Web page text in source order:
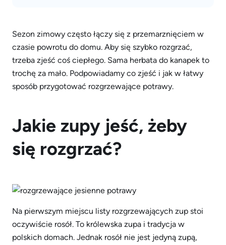
Sezon zimowy często łączy się z przemarznięciem w
czasie powrotu do domu. Aby się szybko rozgrzać,
trzeba zjeść coś ciepłego. Sama herbata do kanapek to
trochę za mało. Podpowiadamy co zjeść i jak w łatwy
sposób przygotować rozgrzewające potrawy.
Jakie zupy jeść, żeby
się rozgrzać?
Na pierwszym miejscu listy rozgrzewających zup stoi
oczywiście rosół. To królewska zupa i tradycja w
polskich domach. Jednak rosół nie jest jedyną zupą,